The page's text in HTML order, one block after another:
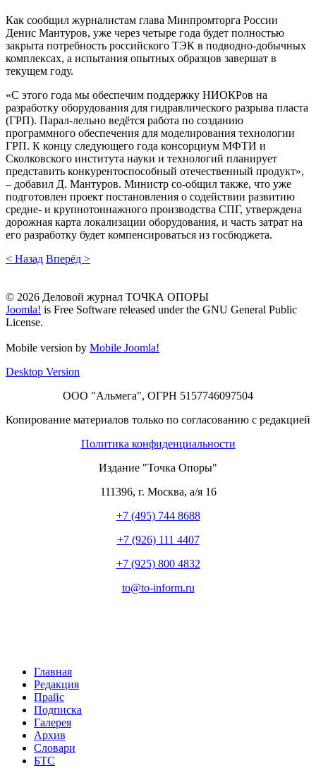
Как сообщил журналистам глава Минпромторга России
Денис Мантуров, уже через четыре года будет полностью
закрыта потребность российского ТЭК в подводно-добычных
комплексах, а испытания опытных образцов завершат в
текущем году.
«С этого года мы обеспечим поддержку НИОКРов на
разработку оборудования для гидравлического разрыва пласта
(ГРП). Парал-лельно ведётся работа по созданию
программного обеспечения для моделирования технологии
ГРП. К концу следующего года консорциум МФТИ и
Сколковского института науки и технологий планирует
представить конкурентоспособный отечественный продукт»,
– добавил Д. Мантуров. Министр со-общил также, что уже
подготовлен проект постановления о содействии развитию
средне- и крупнотоннажного производства СПГ, утверждена
дорожная карта локализации оборудования, и часть затрат на
его разработку будет компенсироваться из госбюджета.
< Назад Вперёд >
© 2026 Деловой журнал ТОЧКА ОПОРЫ
Joomla! is Free Software released under the GNU General Public
License.
Mobile version by Mobile Joomla!
Desktop Version
ООО "Альмега", ОГРН 5157746097504
Копирование материалов только по согласованию с редакцией
Политика конфиденциальности
Издание "Точка Опоры"
111396, г. Москва, а/я 16
+7 (495) 744 8688
+7 (926) 111 4407
+7 (925) 800 4832
to​@​to-inform.ru
Главная
Редакция
Прайс
Подписка
Галерея
Архив
Словари
БТС